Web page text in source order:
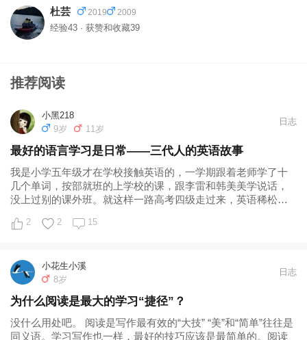
杜芸 2019 2009
经验43 · 获赞和收藏39
推荐阅读
小黑218
9岁
11岁
日志
最好的语言学习是日常——三代人的英语故事
我是小学五年级才在学校接触英语的，一学期跟着老师学了十
几个单词，按部就班的上学校的课，跟李雷和韩美美学说话，
没上过别的课外班。就这样一路高考四级走过来，英语稀松平
民，才发现打招呼买菜都成了挑战。头痛医头，脚痛医脚，每
2 2 15
小花生小溪
8岁
日志
为什么阅读是最大的学习“捷径”？
没什么用处吧。 阅读是写作最有效的“大技” “美”和“简单”往往是
同义语。学习写作也一样，最好的技巧应该是最简单的。阅读